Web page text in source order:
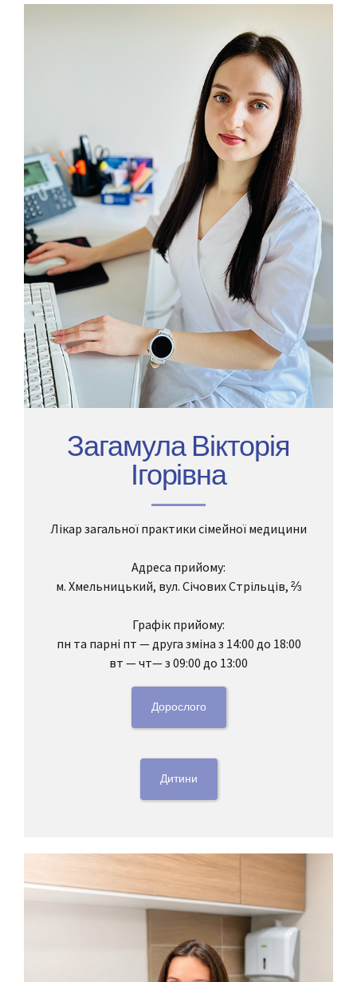
Загамула Вікторія
Ігорівна
Лікар загальної практики сімейної медицини
Адреса прийому:
м. Хмельницький, вул. Січових Стрільців, ⅔
Графік прийому:
пн та парні пт — друга зміна з 14:00 до 18:00
вт — чт— з 09:00 до 13:00
Дорослого
Дитини